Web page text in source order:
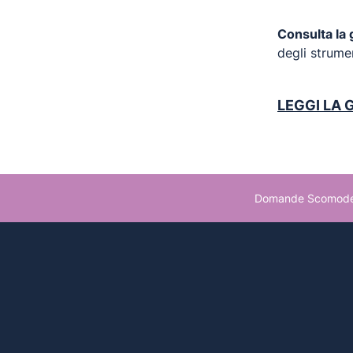
Consulta la
degli
LEGGI LA
Domande